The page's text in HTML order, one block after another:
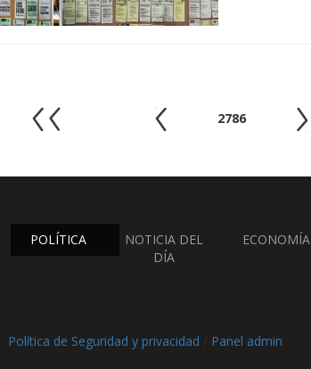
2786
POLÍTICA
NOTICIA DEL
DÍA
ECONOMÍA
Política de Seguridad y privacidad Panel admin